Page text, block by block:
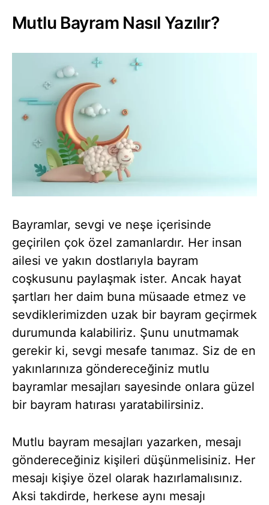
Mutlu Bayram Nasıl Yazılır?
Bayramlar, sevgi ve neşe içerisinde
geçirilen çok özel zamanlardır. Her insan
ailesi ve yakın dostlarıyla bayram
coşkusunu paylaşmak ister. Ancak hayat
şartları her daim buna müsaade etmez ve
sevdiklerimizden uzak bir bayram geçirmek
durumunda kalabiliriz. Şunu unutmamak
gerekir ki, sevgi mesafe tanımaz. Siz de en
yakınlarınıza göndereceğiniz mutlu
bayramlar mesajları sayesinde onlara güzel
bir bayram hatırası yaratabilirsiniz.
Mutlu bayram mesajları yazarken, mesajı
göndereceğiniz kişileri düşünmelisiniz. Her
mesajı kişiye özel olarak hazırlamalısınız.
Aksi takdirde, herkese aynı mesajı